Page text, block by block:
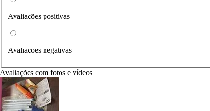
Avaliações positivas
Avaliações negativas
Avaliações com fotos e vídeos